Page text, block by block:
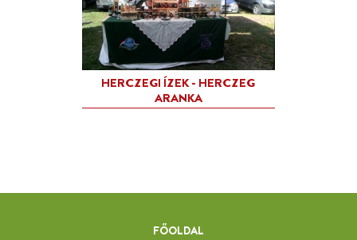
FŐOLDAL